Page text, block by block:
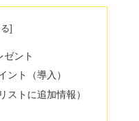
ゼント
ント（導入）
ストに追加情報）